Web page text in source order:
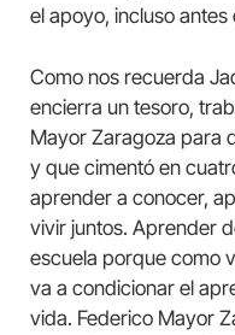
el apoyo, incluso
Como nos recuerda
encierra un tesoro,
Mayor Zaragoza para
y que cimentó en
aprender a conocer,
vivir juntos. Aprender
escuela porque como
va a condicionar el
vida. Federico Mayor